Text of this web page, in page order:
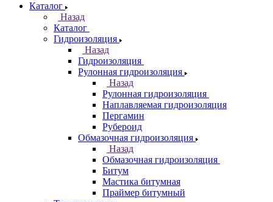
Каталог
Назад
Каталог
Гидроизоляция
Назад
Гидроизоляция
Рулонная гидроизоляция
Назад
Рулонная гидроизоляция
Наплавляемая гидроизоляция
Пергамин
Рубероид
Обмазочная гидроизоляция
Назад
Обмазочная гидроизоляция
Битум
Мастика битумная
Праймер битумный